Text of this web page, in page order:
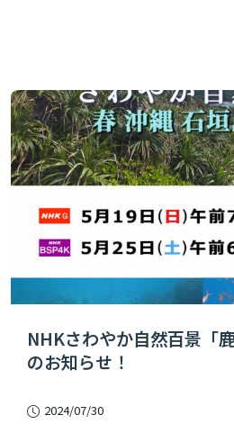
NHKさわやか自然百景「
のお知らせ！
2024/07/30